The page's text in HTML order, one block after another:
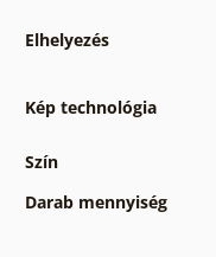
Elhelyezés
Kép technológia
Szín
Darab mennyiség